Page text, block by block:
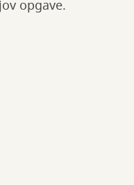
opgave.